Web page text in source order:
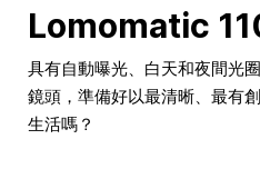
Lomomatic
具有自動曝光、白天和夜間光
鏡頭，準備好以最清晰、最有
生活嗎？